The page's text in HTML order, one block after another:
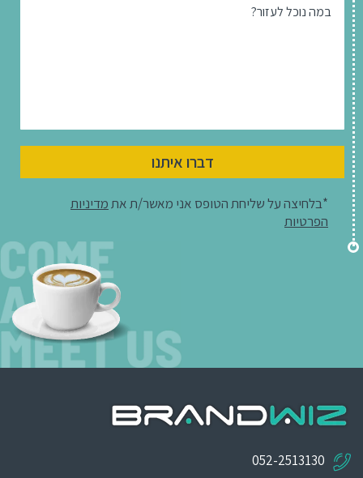
במה נוכל לעזור?
דברו איתנו
*בלחיצה על שליחת הטופס אני מאשר/ת אתמדיניות
הפרטיות
052-2513130